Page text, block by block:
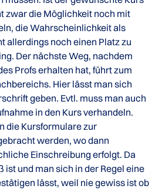
zwar die Möglichkeit noch mit
die Wahrscheinlichkeit als
allerdings noch einen Platz zu
Der nächste Weg, nachdem
Profs erhalten hat, führt zum
Hier lässt man sich
geben. Evtl. muss man auch
in den Kurs verhandeln.
die Kursformulare zur
werden, wo dann
Einschreibung erfolgt. Da
ist und man sich in der Regel eine
lässt, weil nie gewiss ist ob